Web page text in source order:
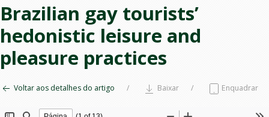
Brazilian gay tourists’
hedonistic leisure and
pleasure practices
Voltar aos detalhes do artigo Baixar Enquadrar